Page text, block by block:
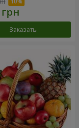
Заказать